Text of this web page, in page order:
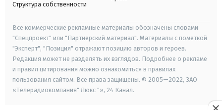
Структура собственности
Все коммерческие рекламные материалы обозначены словами
"Спецпроект" или "Партнерский материал". Материалы с пометкой
"Эксперт", "Позиция" отражают позицию авторов и героев.
Редакция может не разделять их взглядов. Подробнее о рекламе
и правил цитирования можно ознакомиться в правилах
пользования сайтом. Все права защищены. © 2005—2022, ЗАО
«Телерадиокомпания" Люкс "», 24 Канал.